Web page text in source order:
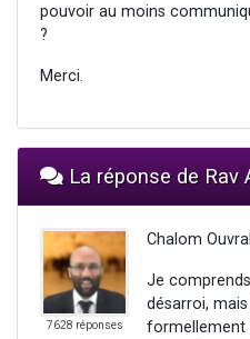
pouvoir au moins
?
Merci.
La réponse de Rav
7628 réponses
Chalom
Je
désarroi,
formellement